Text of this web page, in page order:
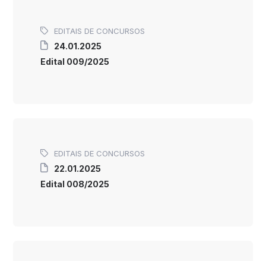
EDITAIS DE CONCURSOS
24.01.2025
Edital 009/2025
EDITAIS DE CONCURSOS
22.01.2025
Edital 008/2025